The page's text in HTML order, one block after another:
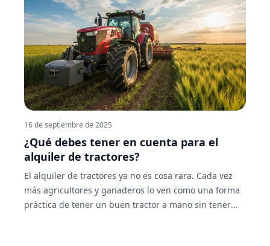
16 de septiembre de 2025
¿Qué debes tener en cuenta para el
alquiler de tractores?
El alquiler de tractores ya no es cosa rara. Cada vez
más agricultores y ganaderos lo ven como una forma
práctica de tener un buen tractor a mano sin tener